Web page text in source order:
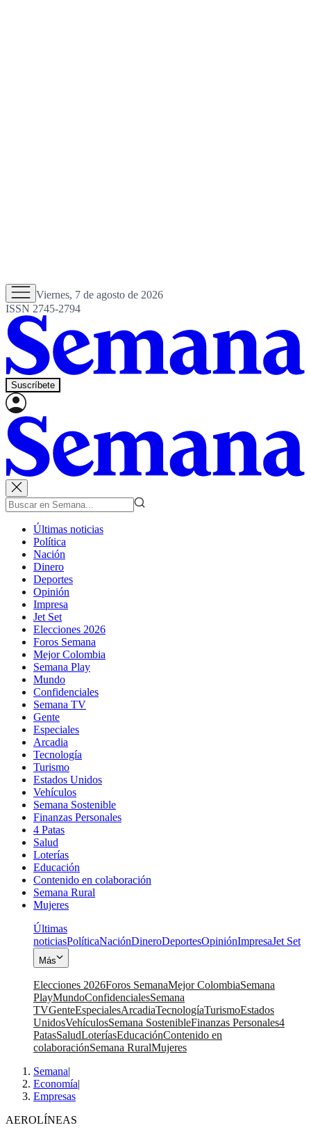
Viernes, 7 de agosto de 2026
ISSN 2745-2794
Suscríbete
Últimas noticias
Política
Nación
Dinero
Deportes
Opinión
Impresa
Jet Set
Elecciones 2026
Foros Semana
Mejor Colombia
Semana Play
Mundo
Confidenciales
Semana TV
Gente
Especiales
Arcadia
Tecnología
Turismo
Estados Unidos
Vehículos
Semana Sostenible
Finanzas Personales
4 Patas
Salud
Loterías
Educación
Contenido en colaboración
Semana Rural
Mujeres
Últimas
noticiasPolíticaNaciónDineroDeportesOpiniónImpresaJet Set
Más
Elecciones 2026Foros SemanaMejor ColombiaSemana
PlayMundoConfidencialesSemana
TVGenteEspecialesArcadiaTecnologíaTurismoEstados
UnidosVehículosSemana SostenibleFinanzas Personales4
PatasSaludLoteríasEducaciónContenido en
colaboraciónSemana RuralMujeres
Semana|
Economía|
Empresas
AEROLÍNEAS